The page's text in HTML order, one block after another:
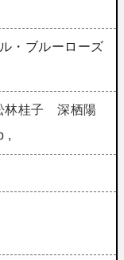
・ブルーローズ
桂子 深栖陽
,